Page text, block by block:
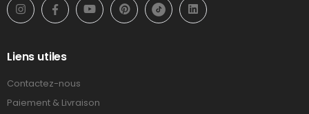
Liens utiles
Contactez-nous
Paiement & Livraison